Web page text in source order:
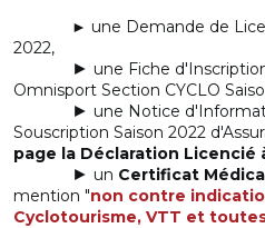
► une Demande de
2022,
► une Fiche
Omnisport Section CYCLO
► une Notice
Souscription Saison 2022
page la Déclaration
► un Certificat
mention "non contre
Cyclotourisme, VTT et